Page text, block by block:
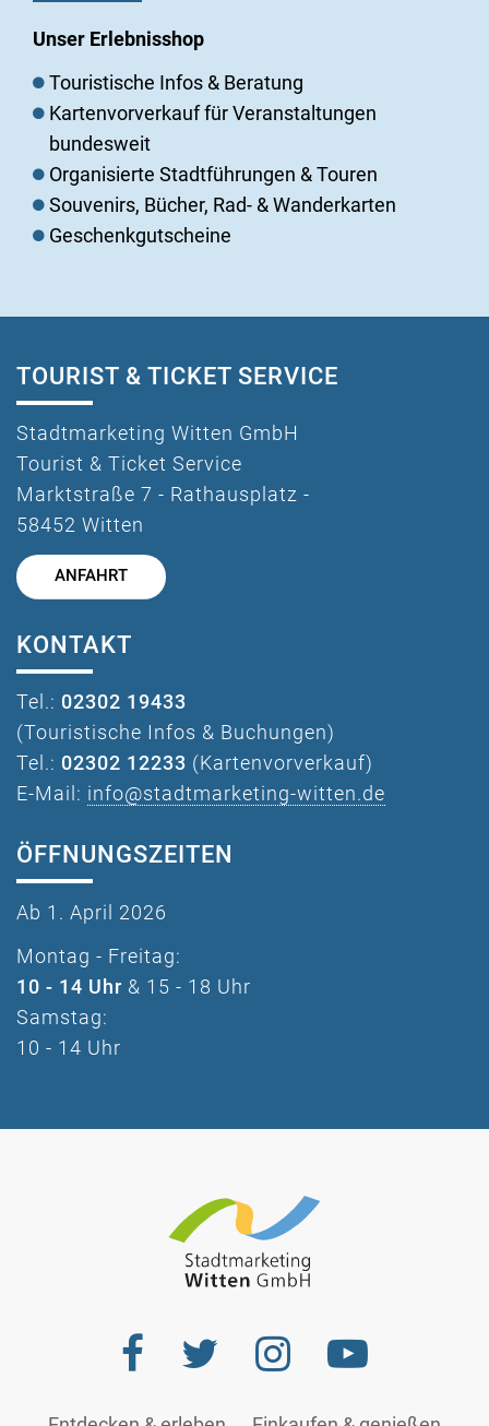
Unser Erlebnisshop
Touristische Infos & Beratung
Kartenvorverkauf für Veranstaltungen
bundesweit
Organisierte Stadtführungen & Touren
Souvenirs, Bücher, Rad- & Wanderkarten
Geschenkgutscheine
TOURIST & TICKET SERVICE
Stadtmarketing Witten GmbH
Tourist & Ticket Service
Marktstraße 7 - Rathausplatz -
58452 Witten
ANFAHRT
KONTAKT
Tel.: 02302 19433
(Touristische Infos & Buchungen)
Tel.: 02302 12233 (Kartenvorverkauf)
E-Mail: info@stadtmarketing-witten.de
ÖFFNUNGSZEITEN
Ab 1. April 2026
Montag - Freitag:
10 - 14 Uhr & 15 - 18 Uhr
Samstag:
10 - 14 Uhr